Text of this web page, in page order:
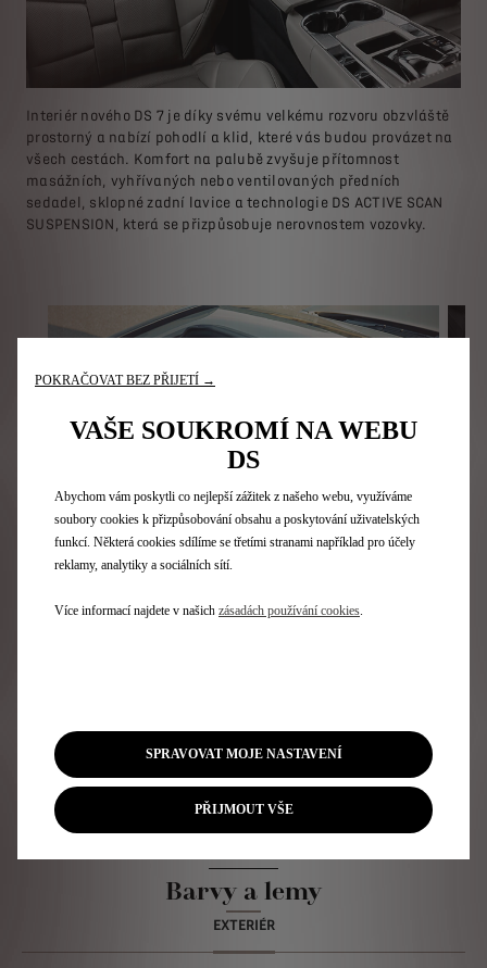
Interiér nového DS 7 je díky svému velkému rozvoru obzvláště
prostorný a nabízí pohodlí a klid, které vás budou provázet na
všech cestách. Komfort na palubě zvyšuje přítomnost
masážních, vyhřívaných nebo ventilovaných předních
sedadel, sklopné zadní lavice a technologie DS ACTIVE SCAN
SUSPENSION, která se přizpůsobuje nerovnostem vozovky.
PŘIZPŮSOBTE SI SVŮJ
NOVÝ DS 7
Barvy a lemy
EXTERIÉR
POKRAČOVAT BEZ PŘIJETÍ →
VAŠE SOUKROMÍ NA WEBU
DS
Abychom vám poskytli co nejlepší zážitek z našeho webu, využíváme
soubory cookies k přizpůsobování obsahu a poskytování uživatelských
funkcí. Některá cookies sdílíme se třetími stranami například pro účely
reklamy, analytiky a sociálních sítí.
Více informací najdete v našich zásadách používání cookies.
SPRAVOVAT MOJE NASTAVENÍ
PŘIJMOUT VŠE